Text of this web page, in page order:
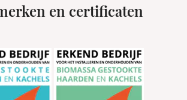
en certificaten